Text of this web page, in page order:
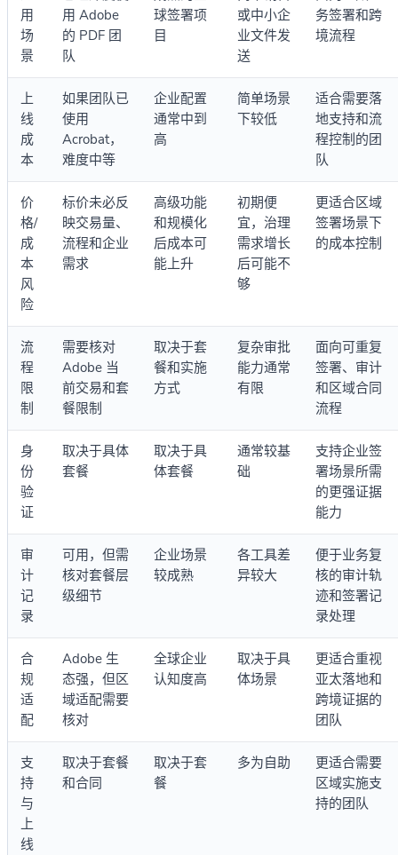
用
场
景
用 Adobe
的 PDF 团
队
球签署项
目
或中小企
业文件发
送
务签署和跨
境流程
上
线
成
本
如果团队已
使用
Acrobat，
难度中等
企业配置
通常中到
高
简单场景
下较低
适合需要落
地支持和流
程控制的团
队
价
格/
成
本
风
险
标价未必反
映交易量、
流程和企业
需求
高级功能
和规模化
后成本可
能上升
初期便
宜，治理
需求增长
后可能不
够
更适合区域
签署场景下
的成本控制
流
程
限
制
需要核对
Adobe 当
前交易和套
餐限制
取决于套
餐和实施
方式
复杂审批
能力通常
有限
面向可重复
签署、审计
和区域合同
流程
身
份
验
证
取决于具体
套餐
取决于具
体套餐
通常较基
础
支持企业签
署场景所需
的更强证据
能力
审
计
记
录
可用，但需
核对套餐层
级细节
企业场景
较成熟
各工具差
异较大
便于业务复
核的审计轨
迹和签署记
录处理
合
规
适
配
Adobe 生
态强，但区
域适配需要
核对
全球企业
认知度高
取决于具
体场景
更适合重视
亚太落地和
跨境证据的
团队
支
持
与
上
线
取决于套餐
和合同
取决于套
餐
多为自助
更适合需要
区域实施支
持的团队